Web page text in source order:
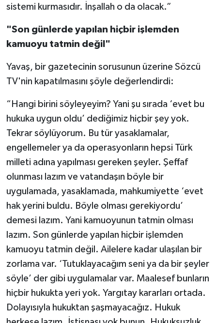
sistemi kurmasıdır. İnşallah o da olacak.”
"Son günlerde yapılan hiçbir işlemden
kamuoyu tatmin değil"
Yavaş, bir gazetecinin sorusunun üzerine Sözcü
TV'nin kapatılmasını şöyle değerlendirdi:
“Hangi birini söyleyeyim? Yani şu sırada ‘evet bu
hukuka uygun oldu’ dediğimiz hiçbir şey yok.
Tekrar söylüyorum. Bu tür yasaklamalar,
engellemeler ya da operasyonların hepsi Türk
milleti adına yapılması gereken şeyler. Şeffaf
olunması lazım ve vatandaşın böyle bir
uygulamada, yasaklamada, mahkumiyette ‘evet
hak yerini buldu. Böyle olması gerekiyordu’
demesi lazım. Yani kamuoyunun tatmin olması
lazım. Son günlerde yapılan hiçbir işlemden
kamuoyu tatmin değil. Ailelere kadar ulaşılan bir
zorlama var. ‘Tutuklayacağım seni ya da bir şeyler
söyle’ der gibi uygulamalar var. Maalesef bunların
hiçbir hukukta yeri yok. Yargıtay kararları ortada.
Dolayısıyla hukuktan şaşmayacağız. Hukuk